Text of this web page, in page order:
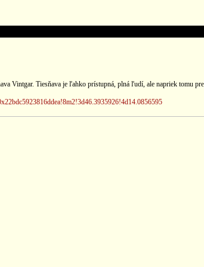
Vintgar. Tiesňava je ľahko prístupná, plná ľudí, ale napriek tomu